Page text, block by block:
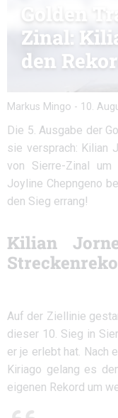
Golden
Zinal:
den
Markus Mingo - 10.
Die 5. Ausgabe der
sie versprach: Kilian
von Sierre-Zinal um
Joyline Chepngeno
den Sieg errang!
Kilian
Auf der Ziellinie
dieser 10. Sieg in
er je erlebt hat. Nach
Kiriago gelang es
eigenen Rekord um